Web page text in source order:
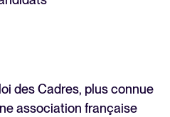
des Cadres, plus connue
association française